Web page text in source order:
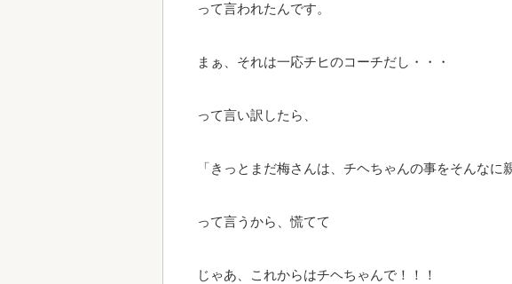
って言われたんです。
まぁ、それは一応チヒのコーチだし・・・
って言い訳したら、
「きっとまだ梅さんは、チヘちゃんの事をそんな
って言うから、慌てて
じゃあ、これからはチヘちゃんで！！！